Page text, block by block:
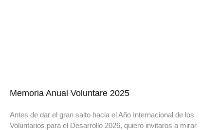
Memoria Anual Voluntare 2025
Antes de dar el gran salto hacia el Año Internacional de los
Voluntarios para el Desarrollo 2026, quiero invitaros a mirar